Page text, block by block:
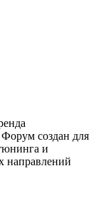
создан для
и
направлений